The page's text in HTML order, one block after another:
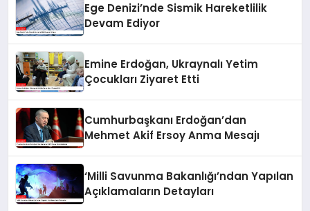
Ege Denizi’nde Sismik Hareketlilik
Devam Ediyor
Emine Erdoğan, Ukraynalı Yetim
Çocukları Ziyaret Etti
Cumhurbaşkanı Erdoğan’dan
Mehmet Akif Ersoy Anma Mesajı
‘Milli Savunma Bakanlığı’ndan Yapılan
Açıklamaların Detayları